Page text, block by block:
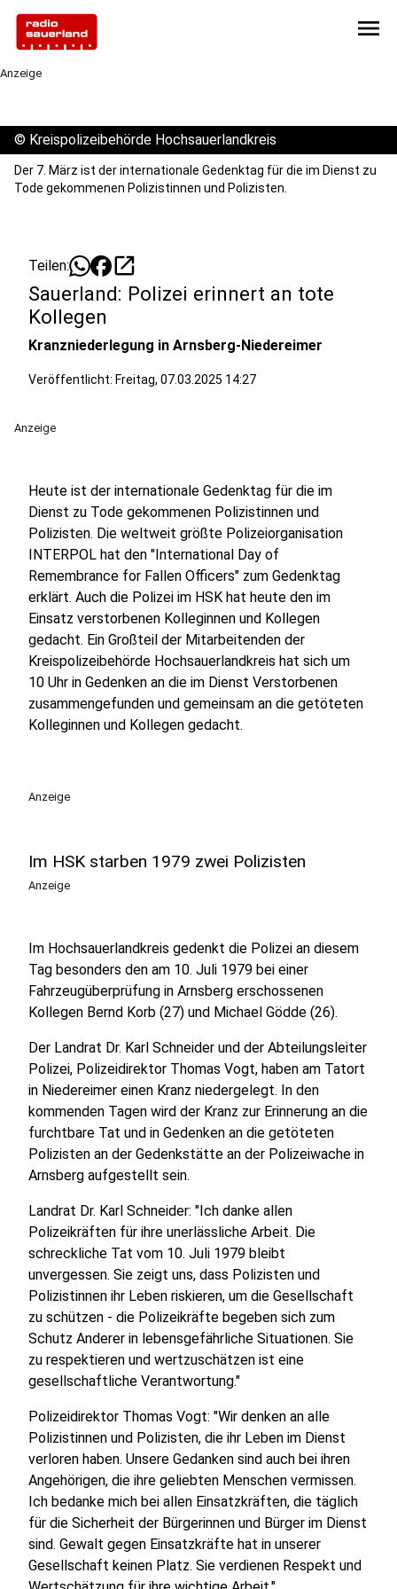
menu
Anzeige
© Kreispolizeibehörde Hochsauerlandkreis
Der 7. März ist der internationale Gedenktag für die im Dienst zu
Tode gekommenen Polizistinnen und Polizisten.
Teilen: open_in_new
Sauerland: Polizei erinnert an tote
Kollegen
Kranzniederlegung in Arnsberg-Niedereimer
Veröffentlicht: Freitag, 07.03.2025 14:27
Anzeige
Heute ist der internationale Gedenktag für die im
Dienst zu Tode gekommenen Polizistinnen und
Polizisten. Die weltweit größte Polizeiorganisation
INTERPOL hat den "International Day of
Remembrance for Fallen Officers" zum Gedenktag
erklärt. Auch die Polizei im HSK hat heute den im
Einsatz verstorbenen Kolleginnen und Kollegen
gedacht. Ein Großteil der Mitarbeitenden der
Kreispolizeibehörde Hochsauerlandkreis hat sich um
10 Uhr in Gedenken an die im Dienst Verstorbenen
zusammengefunden und gemeinsam an die getöteten
Kolleginnen und Kollegen gedacht.
Anzeige
Im HSK starben 1979 zwei Polizisten
Anzeige
Im Hochsauerlandkreis gedenkt die Polizei an diesem
Tag besonders den am 10. Juli 1979 bei einer
Fahrzeugüberprüfung in Arnsberg erschossenen
Kollegen Bernd Korb (27) und Michael Gödde (26).
Der Landrat Dr. Karl Schneider und der Abteilungsleiter
Polizei, Polizeidirektor Thomas Vogt, haben am Tatort
in Niedereimer einen Kranz niedergelegt. In den
kommenden Tagen wird der Kranz zur Erinnerung an die
furchtbare Tat und in Gedenken an die getöteten
Polizisten an der Gedenkstätte an der Polizeiwache in
Arnsberg aufgestellt sein.
Landrat Dr. Karl Schneider: "Ich danke allen
Polizeikräften für ihre unerlässliche Arbeit. Die
schreckliche Tat vom 10. Juli 1979 bleibt
unvergessen. Sie zeigt uns, dass Polizisten und
Polizistinnen ihr Leben riskieren, um die Gesellschaft
zu schützen - die Polizeikräfte begeben sich zum
Schutz Anderer in lebensgefährliche Situationen. Sie
zu respektieren und wertzuschätzen ist eine
gesellschaftliche Verantwortung."
Polizeidirektor Thomas Vogt: "Wir denken an alle
Polizistinnen und Polizisten, die ihr Leben im Dienst
verloren haben. Unsere Gedanken sind auch bei ihren
Angehörigen, die ihre geliebten Menschen vermissen.
Ich bedanke mich bei allen Einsatzkräften, die täglich
für die Sicherheit der Bürgerinnen und Bürger im Dienst
sind. Gewalt gegen Einsatzkräfte hat in unserer
Gesellschaft keinen Platz. Sie verdienen Respekt und